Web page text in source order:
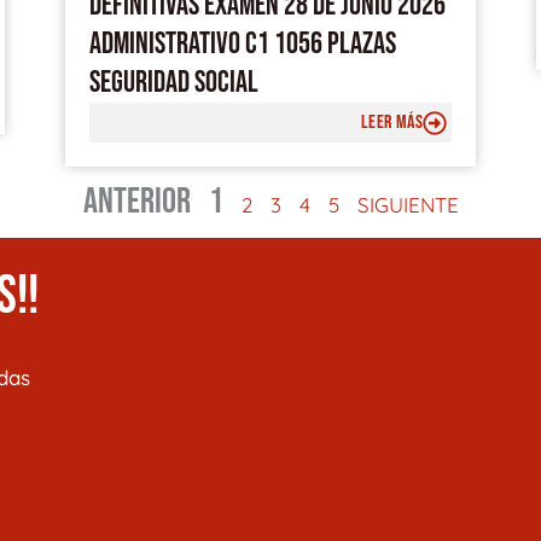
ADMINISTRATIVO C1 1056 PLAZAS
SEGURIDAD SOCIAL
LEER MÁS
ANTERIOR 1 2 3 4 5 SIGUIENTE